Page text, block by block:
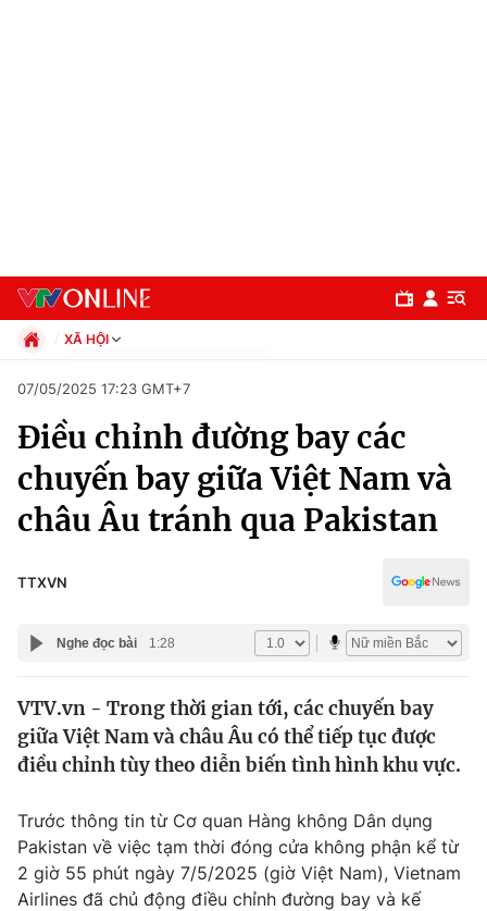
Chuyên mục
Chính trị
Thế giới
Thế giới đó đây
Câu chuyện quốc tế
Kinh tế
Tài chính
Thị trường
Dữ liệu và đời sống
XÃ HỘI
Xã hội
Pháp luật
Kinh tế
Thể thao
Truyền hình
Giáo dục
07/05/2025 17:23 GMT+7
Điều chỉnh đường bay các
chuyến bay giữa Việt Nam và
châu Âu tránh qua Pakistan
TTXVN
Nghe đọc bài 1:28
VTV.vn - Trong thời gian tới, các chuyến bay
giữa Việt Nam và châu Âu có thể tiếp tục được
điều chỉnh tùy theo diễn biến tình hình khu vực.
Trước thông tin từ Cơ quan Hàng không Dân dụng
Pakistan về việc tạm thời đóng cửa không phận kể từ
2 giờ 55 phút ngày 7/5/2025 (giờ Việt Nam), Vietnam
Airlines đã chủ động điều chỉnh đường bay và kế